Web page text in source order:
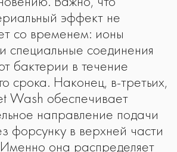
эффект не
со временем: ионы
специальные соединения
бактерии в течение
срока. Наконец, в-третьих,
Wash обеспечивает
направление подачи
форсунку в верхней части
она распределяет